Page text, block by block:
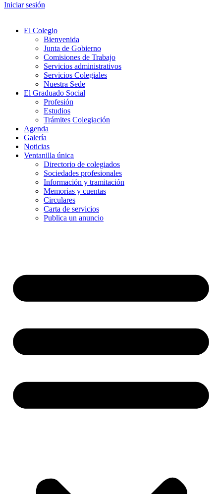
Iniciar sesión
El Colegio
Bienvenida
Junta de Gobierno
Comisiones de Trabajo
Servicios administrativos
Servicios Colegiales
Nuestra Sede
El Graduado Social
Profesión
Estudios
Trámites Colegiación
Agenda
Galería
Noticias
Ventanilla única
Directorio de colegiados
Sociedades profesionales
Información y tramitación
Memorias y cuentas
Circulares
Carta de servicios
Publica un anuncio